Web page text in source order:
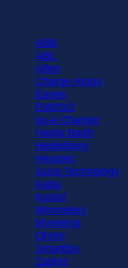
ABB
ABL
Alfen
Charge Amps
Easee
EM2GO
go-e Charger
Hardy Barth
Heidelberg
Hesotec
Juice Technology
Keba
Kostal
Mennekes
Myenergi
Ohme
Smartfox
Zaptec